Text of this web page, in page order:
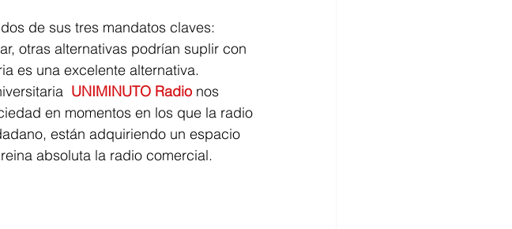
de sus tres mandatos claves:
otras alternativas podrían suplir con
es una excelente alternativa.
UNIMINUTO Radio nos
en momentos en los que la radio
están adquiriendo un espacio
absoluta la radio comercial.